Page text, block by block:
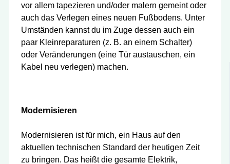
vor allem tapezieren und/oder malern gemeint oder
auch das Verlegen eines neuen Fußbodens. Unter
Umständen kannst du im Zuge dessen auch ein
paar Kleinreparaturen (z. B. an einem Schalter)
oder Veränderungen (eine Tür austauschen, ein
Kabel neu verlegen) machen.
Modernisieren
Modernisieren ist für mich, ein Haus auf den
aktuellen technischen Standard der heutigen Zeit
zu bringen. Das heißt die gesamte Elektrik,